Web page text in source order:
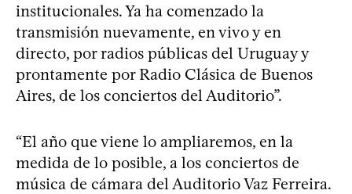
institucionales. Ya ha comenzado la
transmisión nuevamente, en vivo y en
directo, por radios públicas del Uruguay y
prontamente por Radio Clásica de Buenos
Aires, de los conciertos del Auditorio”.
“El año que viene lo ampliaremos, en la
medida de lo posible, a los conciertos de
música de cámara del Auditorio Vaz Ferreira.